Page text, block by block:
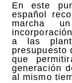
En este
español
marcha
a las
presupuesto
que
generación
al mismo